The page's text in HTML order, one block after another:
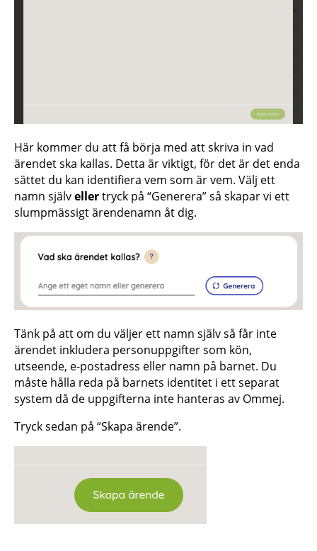
Här kommer du att få börja med att skriva in vad
ärendet ska kallas. Detta är viktigt, för det är det enda
sättet du kan identifiera vem som är vem. Välj ett
namn självellertryck på “Generera” så skapar vi ett
slumpmässigt ärendenamn åt dig.
Tänk på att om du väljer ett namn själv så får inte
ärendet inkludera personuppgifter som kön,
utseende, e-postadress eller namn på barnet. Du
måste hålla reda på barnets identitet i ett separat
system då de uppgifterna inte hanteras av Ommej.
Tryck sedan på “Skapa ärende”.